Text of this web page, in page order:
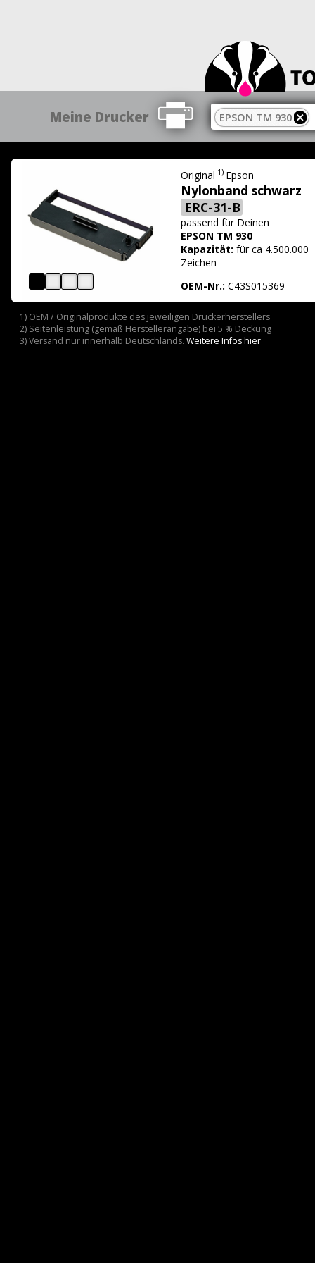
Meine Drucker EPSON TM 930
Original 1) Epson
Nylonband schwarz
ERC-31-B
passend für Deinen
EPSON TM 930
Kapazität: für ca 4.500.000
Zeichen
OEM-Nr.: C43S015369
1) OEM / Originalprodukte des jeweiligen Druckerherstellers
2) Seitenleistung (gemäß Herstellerangabe) bei 5 % Deckung
3) Versand nur innerhalb Deutschlands. Weitere Infos hier